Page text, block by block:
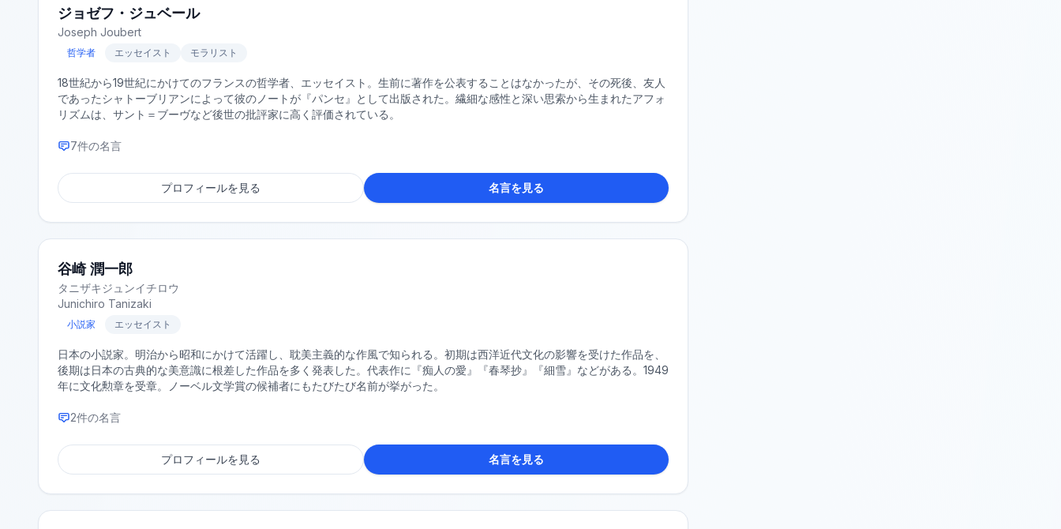
ジョゼフ・ジュベール
Joseph Joubert
哲学者 エッセイスト モラリスト
18世紀から19世紀にかけてのフランスの哲学者、エッセイスト。生前に著作を公表することはなかったが、その死後、友人
であったシャトーブリアンによって彼のノートが『パンセ』として出版された。繊細な感性と深い思索から生まれたアフォ
リズムは、サント＝ブーヴなど後世の批評家に高く評価されている。
7件の名言
プロフィールを見る 名言を見る
谷崎 潤一郎
タニザキジュンイチロウ
Junichiro Tanizaki
小説家 エッセイスト
日本の小説家。明治から昭和にかけて活躍し、耽美主義的な作風で知られる。初期は西洋近代文化の影響を受けた作品を、
後期は日本の古典的な美意識に根差した作品を多く発表した。代表作に『痴人の愛』『春琴抄』『細雪』などがある。1949
年に文化勲章を受章。ノーベル文学賞の候補者にもたびたび名前が挙がった。
2件の名言
プロフィールを見る 名言を見る